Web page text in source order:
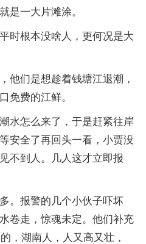
是一大片滩涂。
时根本没啥人，更何况是大
他们是想趁着钱塘江退潮，
免费的江鲜。
水怎么来了，于是赶紧往岸
安全了再回头一看，小贾没
不到人。几人这才立即报
。报警的几个小伙子吓坏
卷走，惊魂未定。他们补充
，湖南人，人又高又壮，